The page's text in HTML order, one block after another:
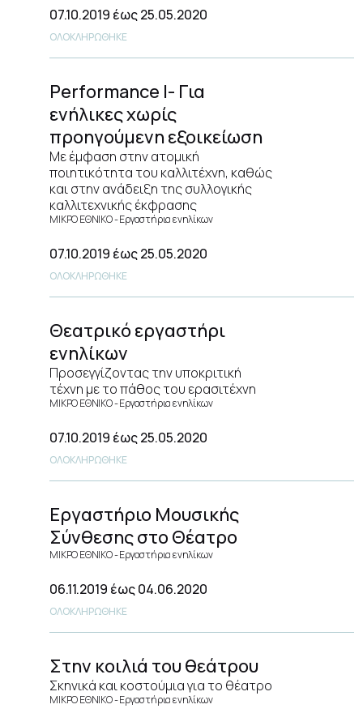
07.10.2019 έως 25.05.2020
ΟΛΟΚΛΗΡΩΘΗΚΕ
07.10.2019 έως 25.05.2020
ΟΛΟΚΛΗΡΩΘΗΚΕ
Performance I- Για
ενήλικες χωρίς
προηγούμενη εξοικείωση
Με έμφαση στην ατομική
ποιητικότητα του καλλιτέχνη, καθώς
και στην ανάδειξη της συλλογικής
καλλιτεχνικής έκφρασης
ΜΙΚΡΟ ΕΘΝΙΚΟ Εργαστήρια ενηλίκων
07.10.2019 έως 25.05.2020
ΟΛΟΚΛΗΡΩΘΗΚΕ
Θεατρικό εργαστήρι
ενηλίκων
Προσεγγίζοντας την υποκριτική
τέχνη με το πάθος του ερασιτέχνη
ΜΙΚΡΟ ΕΘΝΙΚΟ Εργαστήρια ενηλίκων
06.11.2019 έως 04.06.2020
ΟΛΟΚΛΗΡΩΘΗΚΕ
Εργαστήριο Μουσικής
Σύνθεσης στο Θέατρο
ΜΙΚΡΟ ΕΘΝΙΚΟ Εργαστήρια ενηλίκων
Στην κοιλιά του θεάτρου
Σκηνικά και κοστούμια για το θέατρο
ΜΙΚΡΟ ΕΘΝΙΚΟ Εργαστήρια ενηλίκων